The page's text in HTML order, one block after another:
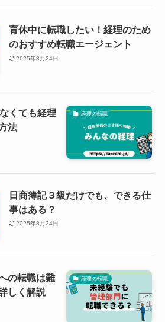
育休中に転職したい！経理のため
のおすすめ転職エージェント
2025年8月24日
経理の転職
くても経理
法
日商簿記３級だけでも、できる仕
事はある？
2025年8月24日
経理の転職
の転職は難
しく解説